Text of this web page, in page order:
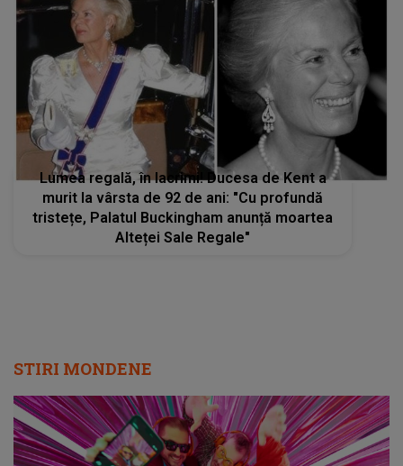
Lumea regală, în lacrimi! Ducesa de Kent a
murit la vârsta de 92 de ani: "Cu profundă
tristețe, Palatul Buckingham anunță moartea
Alteței Sale Regale"
STIRI MONDENE